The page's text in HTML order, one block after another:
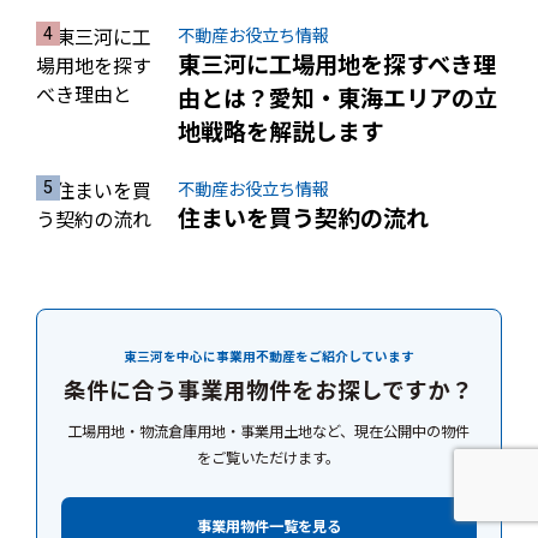
不動産お役立ち情報
東三河に工場用地を探すべき理
由とは？愛知・東海エリアの立
地戦略を解説します
不動産お役立ち情報
住まいを買う契約の流れ
東三河を中心に事業用不動産をご紹介しています
条件に合う事業用物件をお探しですか？
工場用地・物流倉庫用地・事業用土地など、現在公開中の物件
をご覧いただけます。
事業用物件一覧を見る